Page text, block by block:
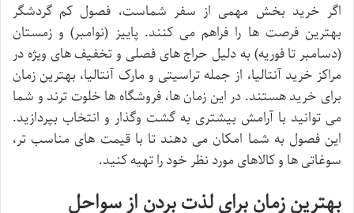
اگر خرید بخش مهمی از سفر شماست، فصول کم گردشگر
بهترین فرصت ها را فراهم می کنند. پاییز (نوامبر) و زمستان
(دسامبر تا فوریه) به دلیل حراج های فصلی و تخفیف های ویژه در
مراکز خرید آنتالیا، از جمله تراسیتی و مارک آنتالیا، بهترین زمان
برای خرید هستند. در این زمان ها، فروشگاه ها خلوت ترند و شما
می توانید با آرامش بیشتری به گشت وگذار و انتخاب بپردازید.
این فصول به شما امکان می دهند تا با قیمت های مناسب تر،
سوغاتی ها و کالاهای مورد نظر خود را تهیه کنید.
بهترین زمان برای لذت بردن از سواحل